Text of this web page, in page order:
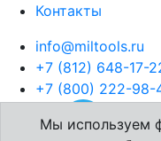
Мы используем
Контакты
info@miltools.ru
+7 (812) 648-17-
+7 (800) 222-98-